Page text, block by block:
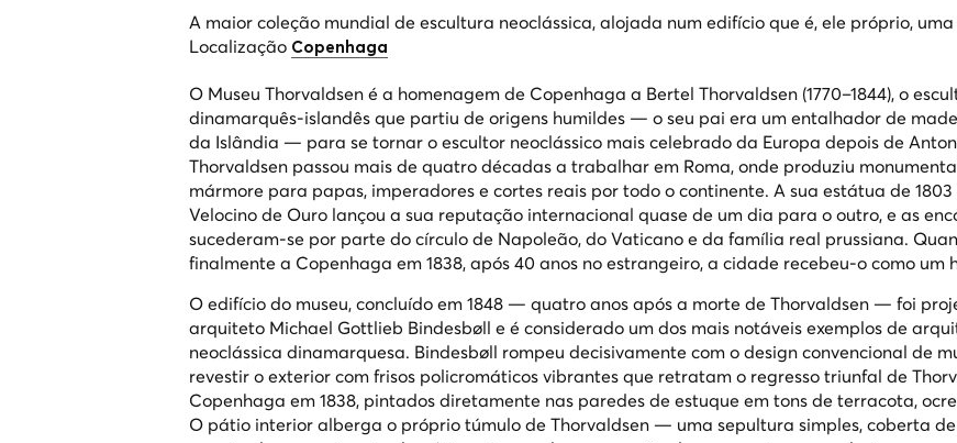
A maior coleção mundial de escultura neoclássica, alojada num edifício que é, ele próprio,
Localização Copenhaga
O Museu Thorvaldsen é a homenagem de Copenhaga a Bertel Thorvaldsen (1770–1844), o
dinamarquês-islandês que partiu de origens humildes — o seu pai era um entalhador de
da Islândia — para se tornar o escultor neoclássico mais celebrado da Europa depois de
Thorvaldsen passou mais de quatro décadas a trabalhar em Roma, onde produziu
mármore para papas, imperadores e cortes reais por todo o continente. A sua estátua de 1803
Velocino de Ouro lançou a sua reputação internacional quase de um dia para o outro, e as
sucederam-se por parte do círculo de Napoleão, do Vaticano e da família real prussiana.
finalmente a Copenhaga em 1838, após 40 anos no estrangeiro, a cidade recebeu-o como um
O edifício do museu, concluído em 1848 — quatro anos após a morte de Thorvaldsen — foi
arquiteto Michael Gottlieb Bindesbøll e é considerado um dos mais notáveis exemplos de
neoclássica dinamarquesa. Bindesbøll rompeu decisivamente com o design convencional de
revestir o exterior com frisos policromáticos vibrantes que retratam o regresso triunfal de
Copenhaga em 1838, pintados diretamente nas paredes de estuque em tons de terracota,
O pátio interior alberga o próprio túmulo de Thorvaldsen — uma sepultura simples, coberta